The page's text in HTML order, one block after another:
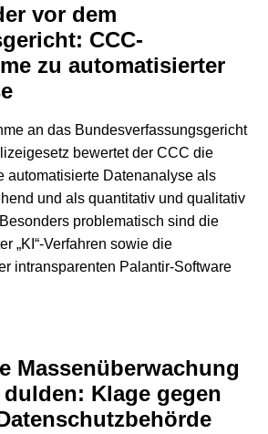
vor dem
CCC-
zu automatisierter
an das Bundesverfassungsgericht
bewertet der CCC die
automatisierte Datenanalyse als
und als quantitativ und qualitativ
problematisch sind die
„KI“-Verfahren sowie die
intransparenten Palantir-Software
Massenüberwachung
Klage gegen